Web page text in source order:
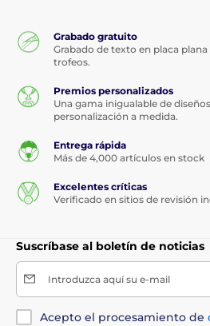
modelos pueden llevar
fecha.
Porque cada canasta cuenta…
trofeo a la altura.
Grabado gratuito
Grabado de texto en placa
trofeos.
Premios personalizados
Una gama inigualable de
personalización a medida.
Entrega rápida
Más de 4,000 artículos en stock
Excelentes críticas
Verificado en sitios de revisión
Suscríbase al boletín de noticias
Introduzca aquí su e-mail
Acepto el procesamiento de